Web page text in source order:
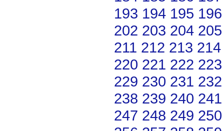
193 194 195 196
202 203 204 205
211 212 213 214
220 221 222 223
229 230 231 232
238 239 240 241
247 248 249 250